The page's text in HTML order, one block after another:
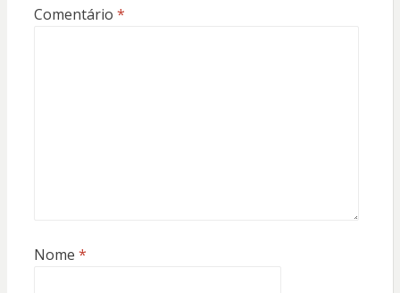
Comentário *
Nome *